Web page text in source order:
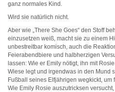
ganz normales Kind.
Wird sie natürlich nicht.
Aber wie „There She Goes“ den Stoff
einzusetzen weiß, macht sie zu einem
unbestreitbar komisch, auch die
Feierabendbiere und halbherzigen
lassen: Wie er Emily nötigt, ihn mit
Wiese legt und irgendwas in den Mund
Fußball seines Elfjährigen wegkickt,
Wie Emily Rosie auszutricksen